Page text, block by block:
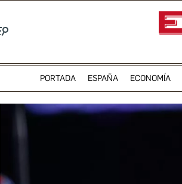
PORTADA ESPAÑA ECONOMÍA